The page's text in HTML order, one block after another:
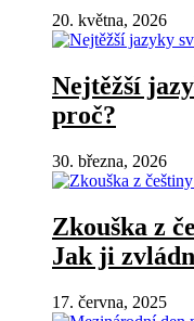
20. května, 2026
Nejtěžší
proč?
30. března, 2026
Zkouška z
Jak ji
17. června, 2025